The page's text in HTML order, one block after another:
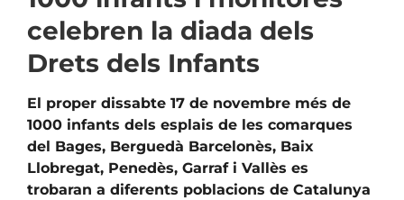
celebren la diada dels
Drets dels Infants
El proper dissabte 17 de novembre més de
1000 infants dels esplais de les comarques
del Bages, Berguedà Barcelonès, Baix
Llobregat, Penedès, Garraf i Vallès es
trobaran a diferents poblacions de Catalunya